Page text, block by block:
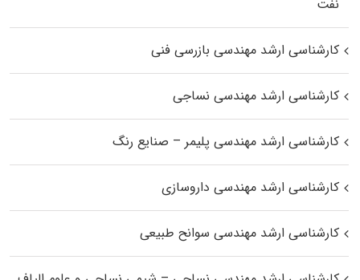
نفت
کارشناسی ارشد مهندسی بازرسی فنی
کارشناسی ارشد مهندسی نساجی
کارشناسی ارشد مهندسی پلیمر – صنایع رنگ
کارشناسی ارشد مهندسی داروسازی
کارشناسی ارشد مهندسی سوانح طبیعی